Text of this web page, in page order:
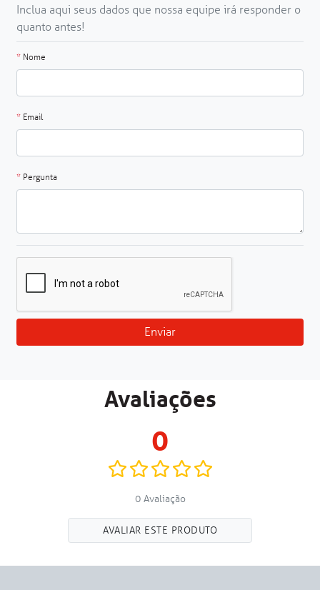
Inclua aqui seus dados que nossa equipe irá responder o
quanto antes!
* Nome
* Email
* Pergunta
Enviar
Avaliações
0
0 Avaliação
AVALIAR ESTE PRODUTO